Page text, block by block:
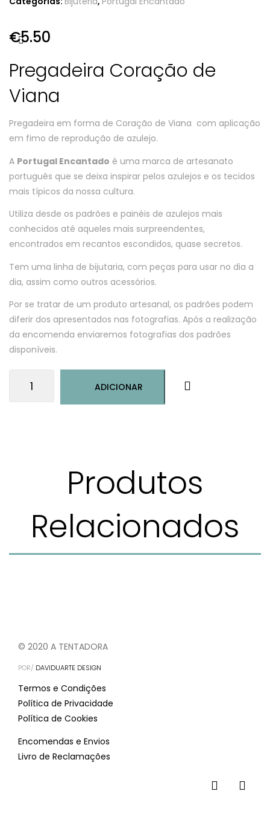
€5.50
Pregadeira Coração de
Viana
Pregadeira em forma de Coração de Viana com aplicação
em fimo de reprodução de azulejo.
A Portugal Encantado é uma marca de artesanato
português que se deixa inspirar pelos azulejos e os tecidos
mais típicos da nossa cultura.
Utiliza desde os padrões e painéis de azulejos mais
conhecidos até aqueles mais surpreendentes,
encontrados em recantos escondidos, quase secretos.
Tem uma linha de bijutaria, com peças para usar no dia a
dia, assim como outros acessórios.
Por se tratar de um produto artesanal, os padrões podem
diferir dos apresentados nas fotografias. Após a realização
da encomenda enviaremos fotografias dos padrões
disponíveis.
ADICIONAR
Produtos
Relacionados
© 2020 A TENTADORA
POR/ DAVIDUARTE DESIGN
Termos e Condições
Política de Privacidade
Política de Cookies
Encomendas e Envios
Livro de Reclamações